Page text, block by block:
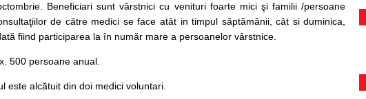
Beneficiari sunt vârstnici cu venituri foarte mici şi familii /persoane
de către medici se face atât in timpul săptămânii, cât si duminica,
fiind participarea la în număr mare a persoanelor vârstnice.
500 persoane anual.
este alcătuit din doi medici voluntari.